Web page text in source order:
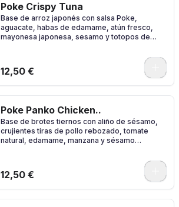
Poke Crispy Tuna
Base de arroz japonés con salsa Poke,
aguacate, habas de edamame, atún fresco,
mayonesa japonesa, sesamo y totopos de
12,50 €
Poke Panko Chicken..
Base de brotes tiernos con aliño de sésamo,
crujientes tiras de pollo rebozado, tomate
natural, edamame, manzana y sésamo
12,50 €